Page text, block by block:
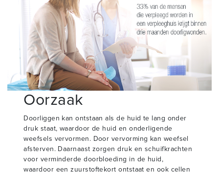
Oorzaak
Doorliggen kan ontstaan als de huid te lang onder
druk staat, waardoor de huid en onderligende
weefsels vervormen. Door vervorming kan weefsel
afsterven. Daarnaast zorgen druk en schuifkrachten
voor verminderde doorbloeding in de huid,
waardoor een zuurstoftekort ontstaat en ook cellen